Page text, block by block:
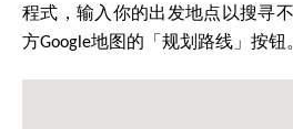
程式，输入你的出发地点以搜寻
方Google地图的「规划路线」按钮